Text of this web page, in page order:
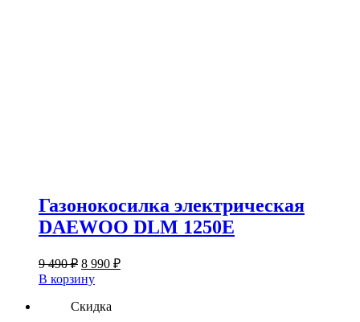
Газонокосилка электрическая
DAEWOO DLM 1250E
9 490₽ Первоначальная
цена
составляла
9
8 990 ₽Текущая
В корзину
Скидка